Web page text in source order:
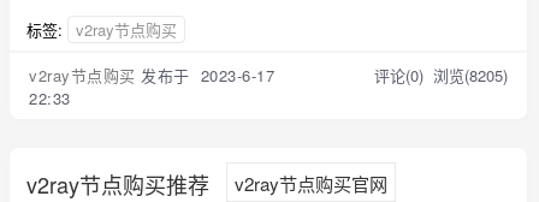
标签:
v2ray节点购买
v2ray节点购买 发布于 2023-6-17
22:33
评论(0) 浏览(8205)
v2ray节点购买推荐 v2ray节点购买官网